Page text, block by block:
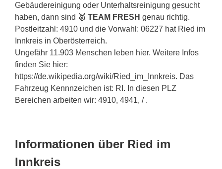
Gebäudereinigung oder Unterhaltsreinigung gesucht
haben, dann sind 🥇 TEAM FRESH genau richtig.
Postleitzahl: 4910 und die Vorwahl: 06227 hat Ried im
Innkreis in Oberösterreich.
Ungefähr 11.903 Menschen leben hier. Weitere Infos
finden Sie hier:
https://de.wikipedia.org/wiki/Ried_im_Innkreis. Das
Fahrzeug Kennnzeichen ist: RI. In diesen PLZ
Bereichen arbeiten wir: 4910, 4941, / .
Informationen über Ried im
Innkreis